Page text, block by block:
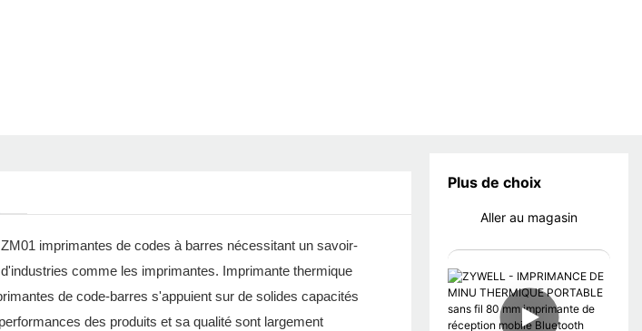
Plus de choix
Aller au magasin
imprimantes de codes à barres nécessitant un savoir-
comme les imprimantes. Imprimante thermique
de code-barres s'appuient sur de solides capacités
des produits et sa qualité sont largement